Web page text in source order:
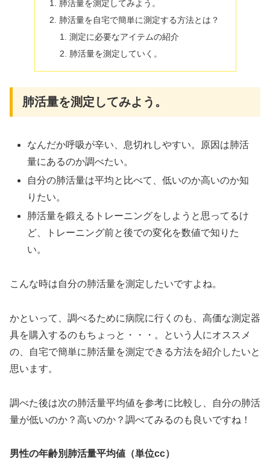
肺活量を測定してみよう。
肺活量を自宅で簡単に測定する方法とは？
測定に必要なアイテムの紹介
肺活量を測定していく。
肺活量を測定してみよう。
なんだか呼吸が辛い、息切れしやすい。原因は肺活
量にあるのか調べたい。
自分の肺活量は平均と比べて、低いのか高いのか知
りたい。
肺活量を鍛えるトレーニングをしようと思ってるけ
ど、トレーニング前と後での変化を数値で知りた
い。
こんな時は自分の肺活量を測定したいですよね。
かといって、調べるために病院に行くのも、高価な測定器
具を購入するのもちょっと・・・。という人にオススメ
の、自宅で簡単に肺活量を測定できる方法を紹介したいと
思います。
調べた後は次の肺活量平均値を参考に比較し、自分の肺活
量が低いのか？高いのか？調べてみるのも良いですね！
男性の年齢別肺活量平均値（単位cc）